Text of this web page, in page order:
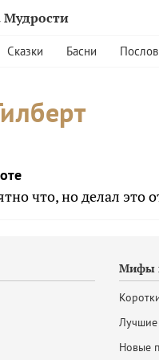
Мудрости
Сказки Басни
что, но делал это
Мифы
Новые